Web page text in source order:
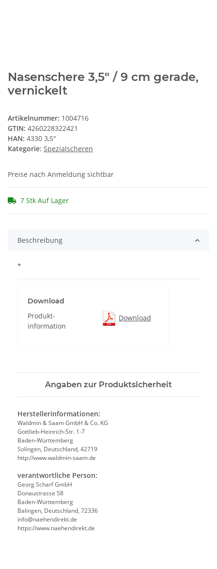
Nasenschere 3,5" / 9 cm gerade,
vernickelt
Artikelnummer: 1004716
GTIN: 4260228322421
HAN: 4330 3,5"
Kategorie: Spezialscheren
Preise nach Anmeldung sichtbar
7 Stk Auf Lager
Beschreibung
*
Download
Produkt-
information
Download
Angaben zur Produktsicherheit
Herstellerinformationen:
Waldmin & Saam GmbH & Co. KG
Gottlieb-Heinrich-Str. 1-7
Baden-Württemberg
Solingen, Deutschland, 42719
http://www.waldmin-saam.de
verantwortliche Person:
Georg Scharf GmbH
Donaustrasse 58
Baden-Württemberg
Balingen, Deutschland, 72336
info@naehendirekt.de
https://www.naehendirekt.de